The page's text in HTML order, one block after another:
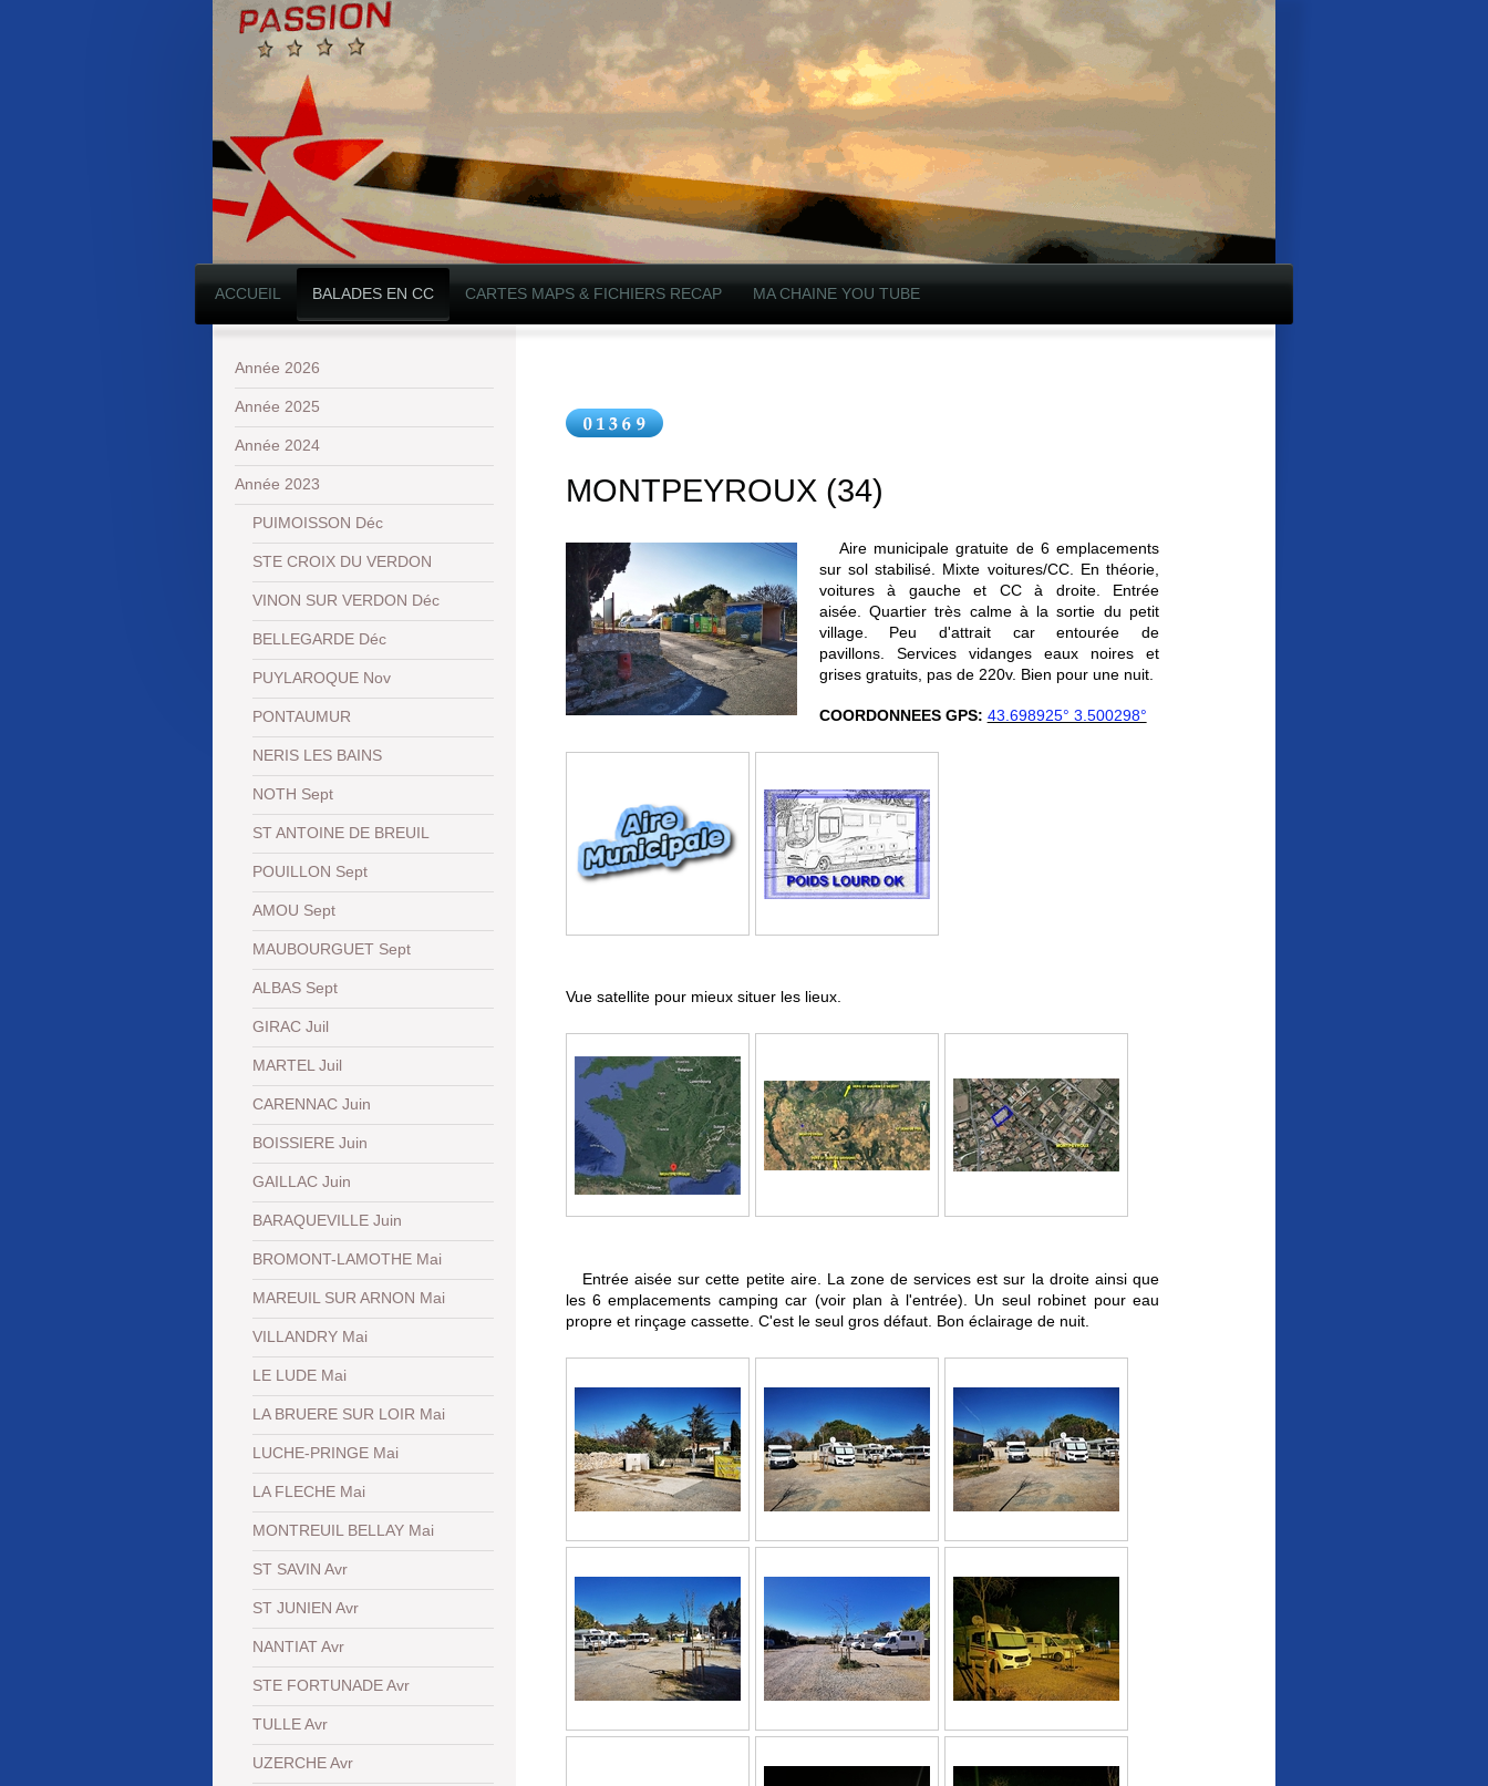
ACCUEIL BALADES EN CC CARTES MAPS & FICHIERS RECAP MA CHAINE YOU TUBE
MONTPEYROUX (34)
Aire municipale gratuite de 6 emplacements
sur sol stabilisé. Mixte voitures/CC. En théorie,
voitures à gauche et CC à droite. Entrée
aisée. Quartier très calme à la sortie du petit
village. Peu d'attrait car entourée de
pavillons. Services vidanges eaux noires et
grises gratuits, pas de 220v. Bien pour une nuit.
COORDONNEES GPS: 43.698925° 3.500298°
Vue satellite pour mieux situer les lieux.
Entrée aisée sur cette petite aire. La zone de services est sur la droite ainsi que
les 6 emplacements camping car (voir plan à l'entrée). Un seul robinet pour eau
propre et rinçage cassette. C'est le seul gros défaut. Bon éclairage de nuit.
Année 2026
Année 2025
Année 2024
Année 2023
PUIMOISSON Déc
STE CROIX DU VERDON
VINON SUR VERDON Déc
BELLEGARDE Déc
PUYLAROQUE Nov
PONTAUMUR
NERIS LES BAINS
NOTH Sept
ST ANTOINE DE BREUIL
POUILLON Sept
AMOU Sept
MAUBOURGUET Sept
ALBAS Sept
GIRAC Juil
MARTEL Juil
CARENNAC Juin
BOISSIERE Juin
GAILLAC Juin
BARAQUEVILLE Juin
BROMONT-LAMOTHE Mai
MAREUIL SUR ARNON Mai
VILLANDRY Mai
LE LUDE Mai
LA BRUERE SUR LOIR Mai
LUCHE-PRINGE Mai
LA FLECHE Mai
MONTREUIL BELLAY Mai
ST SAVIN Avr
ST JUNIEN Avr
NANTIAT Avr
STE FORTUNADE Avr
TULLE Avr
UZERCHE Avr